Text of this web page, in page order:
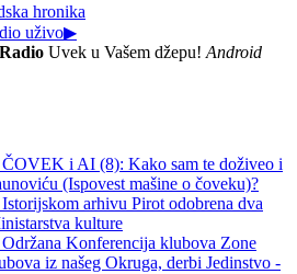
hronika
uživo▶
Uvek u Vašem džepu! Android
ČOVEK i AI (8): Kako sam te doživeo i
(Ispovest mašine o čoveku)?
Istorijskom arhivu Pirot odobrena dva
kulture
Održana Konferencija klubova Zone
iz našeg Okruga, derbi Jedinstvo -